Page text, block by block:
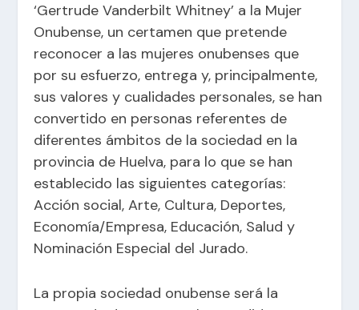
‘Gertrude Vanderbilt Whitney’ a la Mujer
Onubense, un certamen que pretende
reconocer a las mujeres onubenses que
por su esfuerzo, entrega y, principalmente,
sus valores y cualidades personales, se han
convertido en personas referentes de
diferentes ámbitos de la sociedad en la
provincia de Huelva, para lo que se han
establecido las siguientes categorías:
Acción social, Arte, Cultura, Deportes,
Economía/Empresa, Educación, Salud y
Nominación Especial del Jurado.
La propia sociedad onubense será la